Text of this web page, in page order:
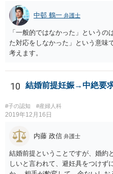
中邨 鶴一 弁護士
「一般的ではなかった」という
た対応をしなかった」という意味
考えます。
10 結婚前提妊娠→中絶要
#子の認知 #産婦人科
2019年12月16日
内藤 政信 弁護士
結婚前提ということですが、婚約
しいと言われて、避妊具をつけず